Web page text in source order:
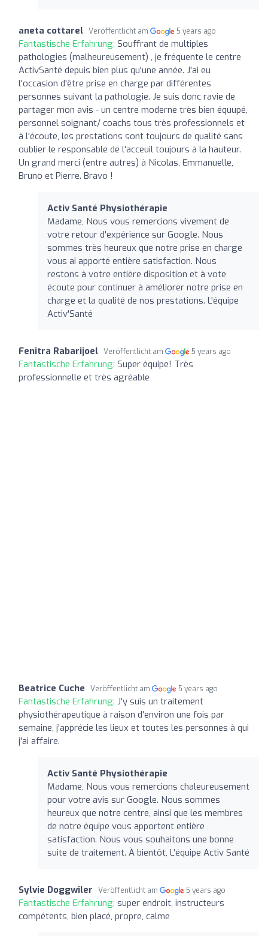
aneta cottarel Veröffentlicht am 5 years ago
Fantastische Erfahrung: Souffrant de multiples
pathologies (malheureusement) , je fréquente le centre
ActivSanté depuis bien plus qu'une année. J'ai eu
l'occasion d'être prise en charge par différentes
personnes suivant la pathologie. Je suis donc ravie de
partager mon avis - un centre moderne très bien équupé,
personnel soignant/ coachs tous très professionnels et
à l'écoute, les prestations sont toujours de qualité sans
oublier le responsable de l'acceuil toujours à la hauteur.
Un grand merci (entre autres) à Nicolas, Emmanuelle,
Bruno et Pierre. Bravo !
Activ Santé Physiothérapie
Madame, Nous vous remercions vivement de
votre retour d'expérience sur Google. Nous
sommes très heureux que notre prise en charge
vous ai apporté entière satisfaction. Nous
restons à votre entière disposition et à vote
écoute pour continuer à améliorer notre prise en
charge et la qualité de nos prestations. L'équipe
Activ'Santé
Fenitra Rabarijoel Veröffentlicht am 5 years ago
Fantastische Erfahrung: Super équipe! Très
professionnelle et très agréable
Beatrice Cuche Veröffentlicht am 5 years ago
Fantastische Erfahrung: J'y suis un traitement
physiothérapeutique à raison d'environ une fois par
semaine, j'apprécie les lieux et toutes les personnes à qui
j'ai affaire.
Activ Santé Physiothérapie
Madame, Nous vous remercions chaleureusement
pour votre avis sur Google. Nous sommes
heureux que notre centre, ainsi que les membres
de notre équipe vous apportent entière
satisfaction. Nous vous souhaitons une bonne
suite de traitement. À bientôt, L’équipe Activ Santé
Sylvie Doggwiler Veröffentlicht am 5 years ago
Fantastische Erfahrung: super endroit, instructeurs
compétents, bien placé, propre, calme